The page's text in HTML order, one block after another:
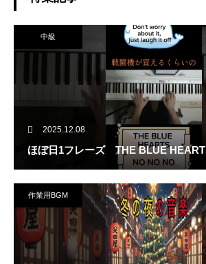
中級
2025.12.08
ほぼ日1フレーズ THE BLUE
作業用BGM